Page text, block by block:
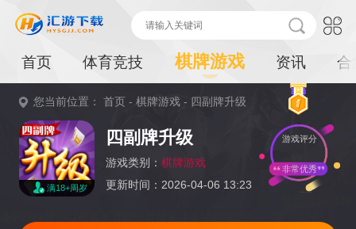
首页 体育竞技 棋牌游戏 资讯 合
您当前位置：首页 -棋牌游戏 - 四副牌升级
满18+周岁
四副牌升级
游戏类别： 棋牌游戏
更新时间：2026-04-06 13:23
游戏评分
非常优秀
提